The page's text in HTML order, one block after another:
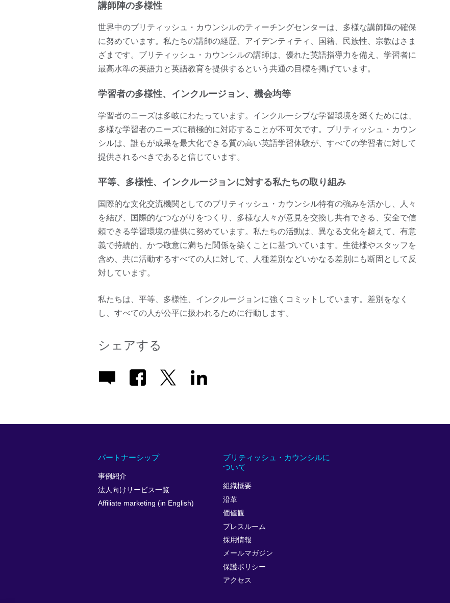
講師陣の多様性
世界中のブリティッシュ・カウンシルのティーチングセンターは、多様な講師陣の確保
に努めています。私たちの講師の経歴、アイデンティティ、国籍、民族性、宗教はさま
ざまです。ブリティッシュ・カウンシルの講師は、優れた英語指導力を備え、学習者に
最高水準の英語力と英語教育を提供するという共通の目標を掲げています。
学習者の多様性、インクルージョン、機会均等
学習者のニーズは多岐にわたっています。インクルーシブな学習環境を築くためには、
多様な学習者のニーズに積極的に対応することが不可欠です。ブリティッシュ・カウン
シルは、誰もが成果を最大化できる質の高い英語学習体験が、すべての学習者に対して
提供されるべきであると信じています。
平等、多様性、インクルージョンに対する私たちの取り組み
国際的な文化交流機関としてのブリティッシュ・カウンシル特有の強みを活かし、人々
を結び、国際的なつながりをつくり、多様な人々が意見を交換し共有できる、安全で信
頼できる学習環境の提供に努めています。私たちの活動は、異なる文化を超えて、有意
義で持続的、かつ敬意に満ちた関係を築くことに基づいています。生徒様やスタッフを
含め、共に活動するすべての人に対して、人種差別などいかなる差別にも断固として反
対しています。
私たちは、平等、多様性、インクルージョンに強くコミットしています。差別をなく
し、すべての人が公平に扱われるために行動します。
シェアする
パートナーシップ
事例紹介
法人向けサービス一覧
Affiliate marketing (in English)
ブリティッシュ・カウンシルに
ついて
組織概要
沿革
価値観
プレスルーム
採用情報
メールマガジン
保護ポリシー
アクセス